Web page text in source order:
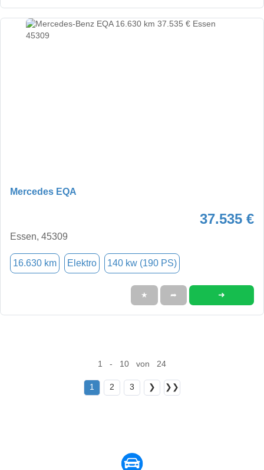
Mercedes EQA
37.535 €
Essen, 45309
16.630 km Elektro 140 kw (190 PS)
★ ➦ ➜
1 - 10 von 24
1 2 3 ❯ ❯❯